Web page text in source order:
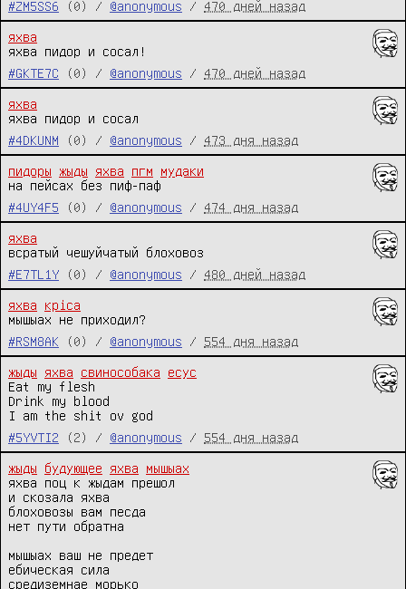
#ZM5SS6
(0) / @anonymous / 470 дней назад
яхва
яхва пидор и сосал!
#GKTE7C
(0) / @anonymous / 470 дней назад
яхва
яхва пидор и сосал
#4DKUNM
(0) / @anonymous / 473 дня назад
пидоры жыды яхва пгм
мудаки
на пейсах без пиф-паф
#4UY4F5
(0) / @anonymous / 474 дня назад
яхва
всратый чешуйчатый блоховоз
#E7TL1Y
(0) / @anonymous / 480 дней назад
яхва
кріса
мышыах не приходил?
#RSM8AK
(0) / @anonymous / 554 дня назад
жыды яхва свинособака
есус
Eat my flesh
Drink my blood
I am the shit ov god
#5YVTI2
(2) / @anonymous / 554 дня назад
жыды будующее яхва
мышыах
яхва поц к жыдам прешол
и скозала яхва
блоховозы вам песда
нет пути обратна
мышыах ваш не предет
ебическая сила
средиземнае морько